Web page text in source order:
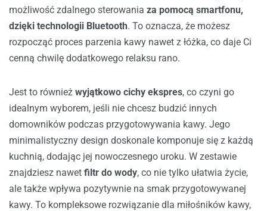
możliwość zdalnego sterowania za pomocą smartfonu,
dzięki technologii Bluetooth. To oznacza, że możesz
rozpocząć proces parzenia kawy nawet z łóżka, co daje Ci
cenną chwilę dodatkowego relaksu rano.
Jest to również wyjątkowo cichy ekspres, co czyni go
idealnym wyborem, jeśli nie chcesz budzić innych
domowników podczas przygotowywania kawy. Jego
minimalistyczny design doskonale komponuje się z każdą
kuchnią, dodając jej nowoczesnego uroku. W zestawie
znajdziesz nawet filtr do wody, co nie tylko ułatwia życie,
ale także wpływa pozytywnie na smak przygotowywanej
kawy. To kompleksowe rozwiązanie dla miłośników kawy,